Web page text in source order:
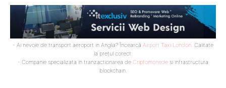
- Ai nevoie de transport aeroport in Anglia? Încearcă Airport Taxi London. Calitate
la prețul corect.
- Companie specializata in tranzactionarea de Criptomonede si infrastructura
blockchain.